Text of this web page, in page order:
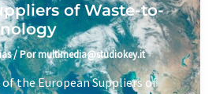
of Waste-to-
/ Pormultimedia@studiokey.it
the European Suppliers of